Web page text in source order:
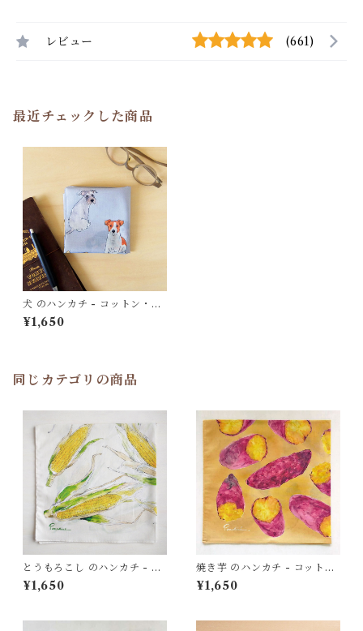
レビュー (661)
最近チェックした商品
犬 のハンカチ - コットン・す
こし大きめ - スカーフにも
HC12
¥1,650
同じカテゴリの商品
とうもろこし のハンカチ - コ
ットン・すこし大きめ - スカ
ーフにも HC23
¥1,650
焼き芋 のハンカチ - コット
ン・すこし大きめ - スカーフ
にも
¥1,650